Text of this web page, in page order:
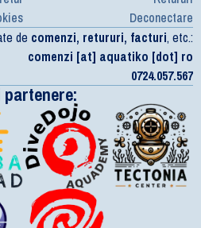
Deconectare
de comenzi, retururi, facturi, etc.:
comenzi [at] aquatiko [dot] ro
0724.057.567